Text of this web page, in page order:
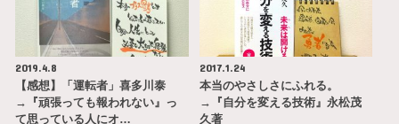
2019.4.8
【感想】「運転者」喜多川泰
→『頑張っても報われない』っ
て思っている人にオ…
2017.1.24
本当のやさしさにふれる。
→『自分を変える技術』永松茂
久著